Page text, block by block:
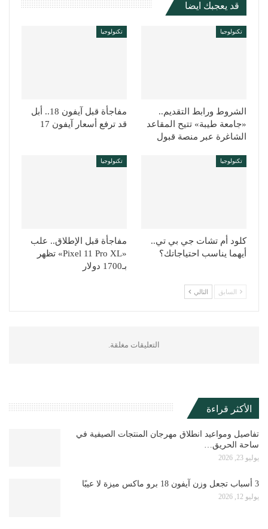
قد يعجبك ايضا
تكنولوجيا
الشروط ورابط التقديم..
«جامعة طيبة» تتيح المقاعد
الشاغرة عبر منصة قبول
تكنولوجيا
مفاجأة قبل آيفون 18.. أبل
قد ترفع أسعار آيفون 17
تكنولوجيا
كلود أم تشات جي بي تي..
أيهما يناسب احتياجاتك؟
تكنولوجيا
مفاجأة قبل الإطلاق.. علب
«Pixel 11 Pro XL» تظهر
بـ1700 دولار
السابق التالي
التعليقات مغلقة.
الأكثر قراءة
تفاصيل ومواعيد انطلاق مهرجان المنتجات الصيفية في
ساحة الحريق…
يوليو 23, 2026
3 أسباب تجعل وزن آيفون 18 برو ماكس ميزة لا عيبًا
يوليو 12, 2026